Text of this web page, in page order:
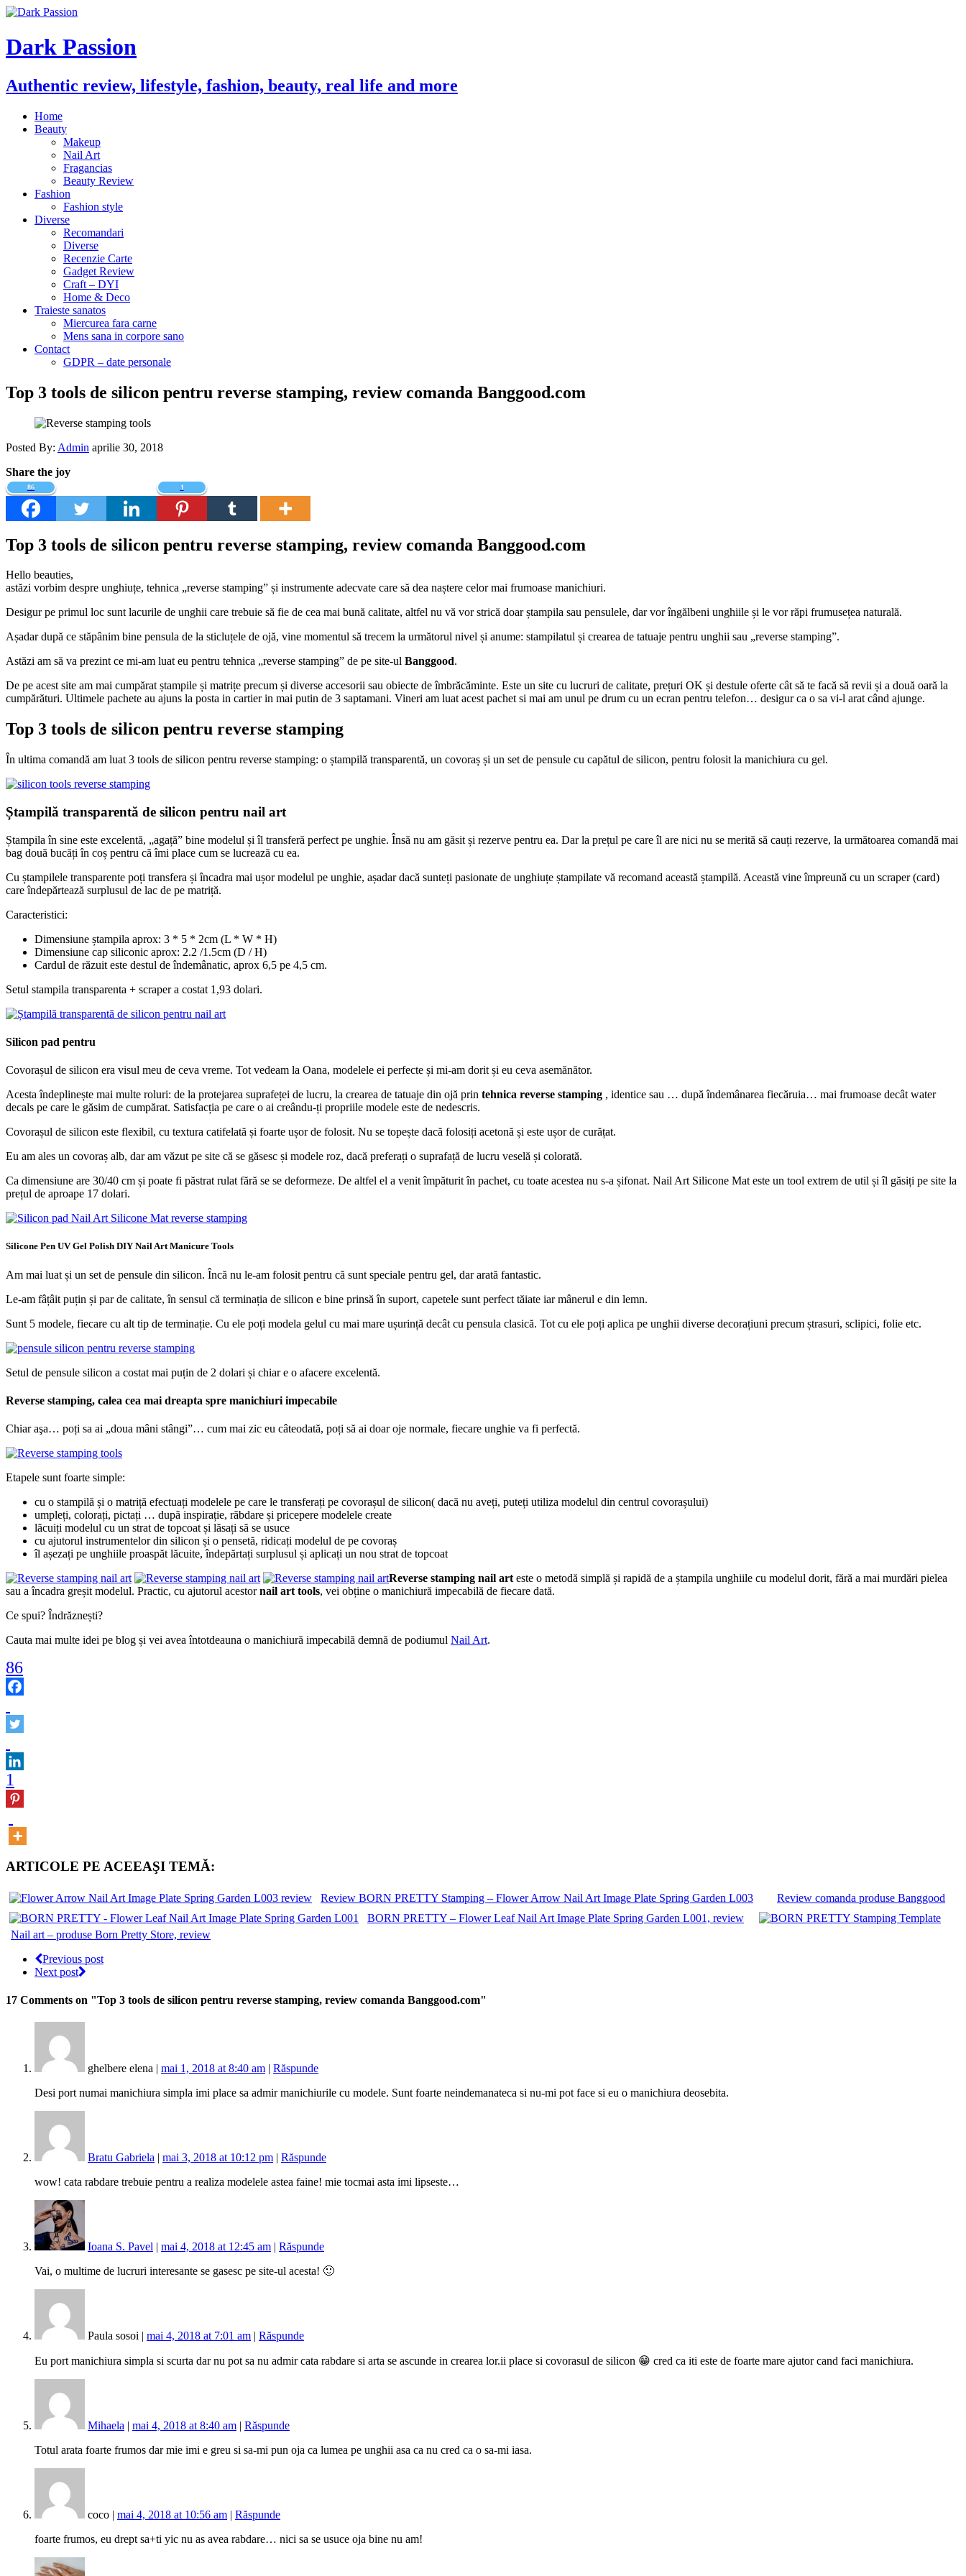
Dark Passion
Authentic review, lifestyle, fashion, beauty, real life and more
Home
Beauty
Makeup
Nail Art
Fragancias
Beauty Review
Fashion
Fashion style
Diverse
Recomandari
Diverse
Recenzie Carte
Gadget Review
Craft – DYI
Home & Deco
Traieste sanatos
Miercurea fara carne
Mens sana in corpore sano
Contact
GDPR – date personale
Top 3 tools de silicon pentru reverse stamping, review comanda Banggood.com
Posted By: Admin aprilie 30, 2018
Share the joy
86 1
Top 3 tools de silicon pentru reverse stamping, review comanda Banggood.com
Hello beauties,
astăzi vorbim despre unghiuțe, tehnica „reverse stamping” și instrumente adecvate care să dea naștere celor mai frumoase manichiuri.
Desigur pe primul loc sunt lacurile de unghii care trebuie să fie de cea mai bună calitate, altfel nu vă vor strică doar ștampila sau pensulele, dar vor îngălbeni unghiile și le vor răpi frumusețea naturală.
Așadar după ce stăpânim bine pensula de la sticluțele de ojă, vine momentul să trecem la următorul nivel și anume: stampilatul și crearea de tatuaje pentru unghii sau „reverse stamping”.
Astăzi am să va prezint ce mi-am luat eu pentru tehnica „reverse stamping” de pe site-ul Banggood.
De pe acest site am mai cumpărat ștampile și matrițe precum și diverse accesorii sau obiecte de îmbrăcăminte. Este un site cu lucruri de calitate, prețuri OK și destule oferte cât să te facă să revii și a două oară la
cumpărături. Ultimele pachete au ajuns la posta in cartier in mai putin de 3 saptamani. Vineri am luat acest pachet si mai am unul pe drum cu un ecran pentru telefon… desigur ca o sa vi-l arat când ajunge.
Top 3 tools de silicon pentru reverse stamping
În ultima comandă am luat 3 tools de silicon pentru reverse stamping: o ștampilă transparentă, un covoraș și un set de pensule cu capătul de silicon, pentru folosit la manichiura cu gel.
Ștampilă transparentă de silicon pentru nail art
Ștampila în sine este excelentă, „agață” bine modelul și îl transferă perfect pe unghie. Însă nu am găsit și rezerve pentru ea. Dar la prețul pe care îl are nici nu se merită să cauți rezerve, la următoarea comandă mai
bag două bucăți în coș pentru că îmi place cum se lucrează cu ea.
Cu ștampilele transparente poți transfera și încadra mai ușor modelul pe unghie, așadar dacă sunteți pasionate de unghiuțe ștampilate vă recomand această ștampilă. Această vine împreună cu un scraper (card)
care îndepărtează surplusul de lac de pe matriță.
Caracteristici:
Dimensiune ștampila aprox: 3 * 5 * 2cm (L * W * H)
Dimensiune cap siliconic aprox: 2.2 /1.5cm (D / H)
Cardul de răzuit este destul de îndemânatic, aprox 6,5 pe 4,5 cm.
Setul stampila transparenta + scraper a costat 1,93 dolari.
Silicon pad pentru
Covorașul de silicon era visul meu de ceva vreme. Tot vedeam la Oana, modelele ei perfecte și mi-am dorit și eu ceva asemănător.
Acesta îndeplinește mai multe roluri: de la protejarea suprafeței de lucru, la crearea de tatuaje din ojă prin tehnica reverse stamping , identice sau … după îndemânarea fiecăruia… mai frumoase decât water
decals pe care le găsim de cumpărat. Satisfacția pe care o ai creându-ți propriile modele este de nedescris.
Covorașul de silicon este flexibil, cu textura catifelată și foarte ușor de folosit. Nu se topește dacă folosiți acetonă și este ușor de curățat.
Eu am ales un covoraș alb, dar am văzut pe site că se găsesc și modele roz, dacă preferați o suprafață de lucru veselă și colorată.
Ca dimensiune are 30/40 cm și poate fi păstrat rulat fără se se deformeze. De altfel el a venit împăturit în pachet, cu toate acestea nu s-a șifonat. Nail Art Silicone Mat este un tool extrem de util și îl găsiți pe site la
prețul de aproape 17 dolari.
Silicone Pen UV Gel Polish DIY Nail Art Manicure Tools
Am mai luat și un set de pensule din silicon. Încă nu le-am folosit pentru că sunt speciale pentru gel, dar arată fantastic.
Le-am fâțâit puțin și par de calitate, în sensul că terminația de silicon e bine prinsă în suport, capetele sunt perfect tăiate iar mânerul e din lemn.
Sunt 5 modele, fiecare cu alt tip de terminație. Cu ele poți modela gelul cu mai mare ușurință decât cu pensula clasică. Tot cu ele poți aplica pe unghii diverse decorațiuni precum ștrasuri, sclipici, folie etc.
Setul de pensule silicon a costat mai puțin de 2 dolari și chiar e o afacere excelentă.
Reverse stamping, calea cea mai dreapta spre manichiuri impecabile
Chiar aşa… poți sa ai „doua mâni stângi”… cum mai zic eu câteodată, poți să ai doar oje normale, fiecare unghie va fi perfectă.
Etapele sunt foarte simple:
cu o stampilă și o matriță efectuați modelele pe care le transferați pe covorașul de silicon( dacă nu aveți, puteți utiliza modelul din centrul covorașului)
umpleți, colorați, pictați … după inspirație, răbdare și pricepere modelele create
lăcuiți modelul cu un strat de topcoat și lăsați să se usuce
cu ajutorul instrumentelor din silicon și o pensetă, ridicați modelul de pe covoraș
îl așezați pe unghiile proaspăt lăcuite, îndepărtați surplusul și aplicați un nou strat de topcoat
Reverse stamping nail art este o metodă simplă și rapidă de a ștampila unghiile cu modelul dorit, fără a mai murdări pielea
sau a încadra greșit modelul. Practic, cu ajutorul acestornail art tools, vei obține o manichiură impecabilă de fiecare dată.
Ce spui? Îndrăznești?
Cauta mai multe idei pe blog și vei avea întotdeauna o manichiură impecabilă demnă de podiumul Nail Art.
86
1
ARTICOLE PE ACEEAŞI TEMĂ:
Review BORN PRETTY Stamping – Flower Arrow Nail Art Image Plate Spring Garden L003
Review comanda produse Banggood
BORN PRETTY – Flower Leaf Nail Art Image Plate Spring Garden L001, review
Nail art – produse Born Pretty Store, review
Previous post
Next post
17 Comments on "Top 3 tools de silicon pentru reverse stamping, review comanda Banggood.com"
ghelbere elena | mai 1, 2018 at 8:40 am | Răspunde
Desi port numai manichiura simpla imi place sa admir manichiurile cu modele. Sunt foarte neindemanateca si nu-mi pot face si eu o manichiura deosebita.
Bratu Gabriela | mai 3, 2018 at 10:12 pm | Răspunde
wow! cata rabdare trebuie pentru a realiza modelele astea faine! mie tocmai asta imi lipseste…
Ioana S. Pavel | mai 4, 2018 at 12:45 am | Răspunde
Vai, o multime de lucruri interesante se gasesc pe site-ul acesta! 🙂
Paula sosoi | mai 4, 2018 at 7:01 am | Răspunde
Eu port manichiura simpla si scurta dar nu pot sa nu admir cata rabdare si arta se ascunde in crearea lor.ii place si covorasul de silicon 😁 cred ca iti este de foarte mare ajutor cand faci manichiura.
Mihaela | mai 4, 2018 at 8:40 am | Răspunde
Totul arata foarte frumos dar mie imi e greu si sa-mi pun oja ca lumea pe unghii asa ca nu cred ca o sa-mi iasa.
coco | mai 4, 2018 at 10:56 am | Răspunde
foarte frumos, eu drept sa+ti yic nu as avea rabdare… nici sa se usuce oja bine nu am!